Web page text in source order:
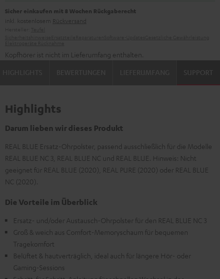
Sicher einkaufen mit 8 Wochen Rückgaberecht
inkl. kostenlosem Rückversand
Kopfhörer ist nicht im Lieferumfang enthalten.
SUPPORT
Highlights
Darum lieben wir dieses Produkt
REAL BLUE Ersatz-Ohrpolster, passend ausschließlich für die Modelle
REAL BLUE NC 3, REAL BLUE NC und REAL BLUE. Hinweis: Nicht
geeignet für REAL BLUE (2020), REAL PURE (2020) oder REAL BLUE
NC (2020).
Die Vorteile im Überblick
Ersatz- und/oder Austausch-Ohrpolster für den REAL BLUE NC 3
Groß & weich aus Comfort-Memoryschaum für bequemen
Tragekomfort
Belüftet & hautverträglich, ideal auch für längere Hör- oder
Gaming-Sessions